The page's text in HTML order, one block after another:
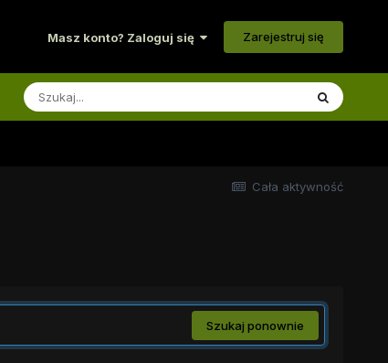
Masz konto? Zaloguj się Zarejestruj się
Cała aktywność
Szukaj ponownie